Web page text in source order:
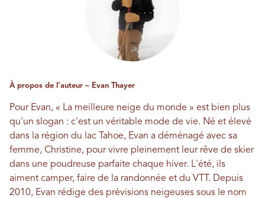
À propos de l'auteur – Evan Thayer
Pour Evan, « La meilleure neige du monde » est bien plus
qu'un slogan : c'est un véritable mode de vie. Né et élevé
dans la région du lac Tahoe, Evan a déménagé avec sa
femme, Christine, pour vivre pleinement leur rêve de skier
dans une poudreuse parfaite chaque hiver. L'été, ils
aiment camper, faire de la randonnée et du VTT. Depuis
2010, Evan rédige des prévisions neigeuses sous le nom